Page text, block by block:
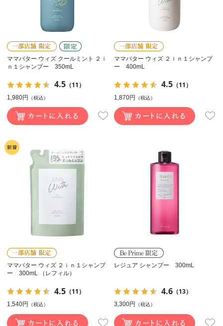
ママバター ウィズ クールミント ２ｉ
ｎ１シャンプー 350mL
4.5（11）
1,980円 （税込）
ママバター ウィズ ２ｉｎ１シャンプ
ー 400mL
4.5 （11）
1,870円 （税込）
ママバター ウィズ ２ｉｎ１シャンプ
ー 300mL （レフィル）
4.5（11）
1,540円 （税込）
レジュア シャンプー 300mL
4.6 （13）
3,300円 （税込）